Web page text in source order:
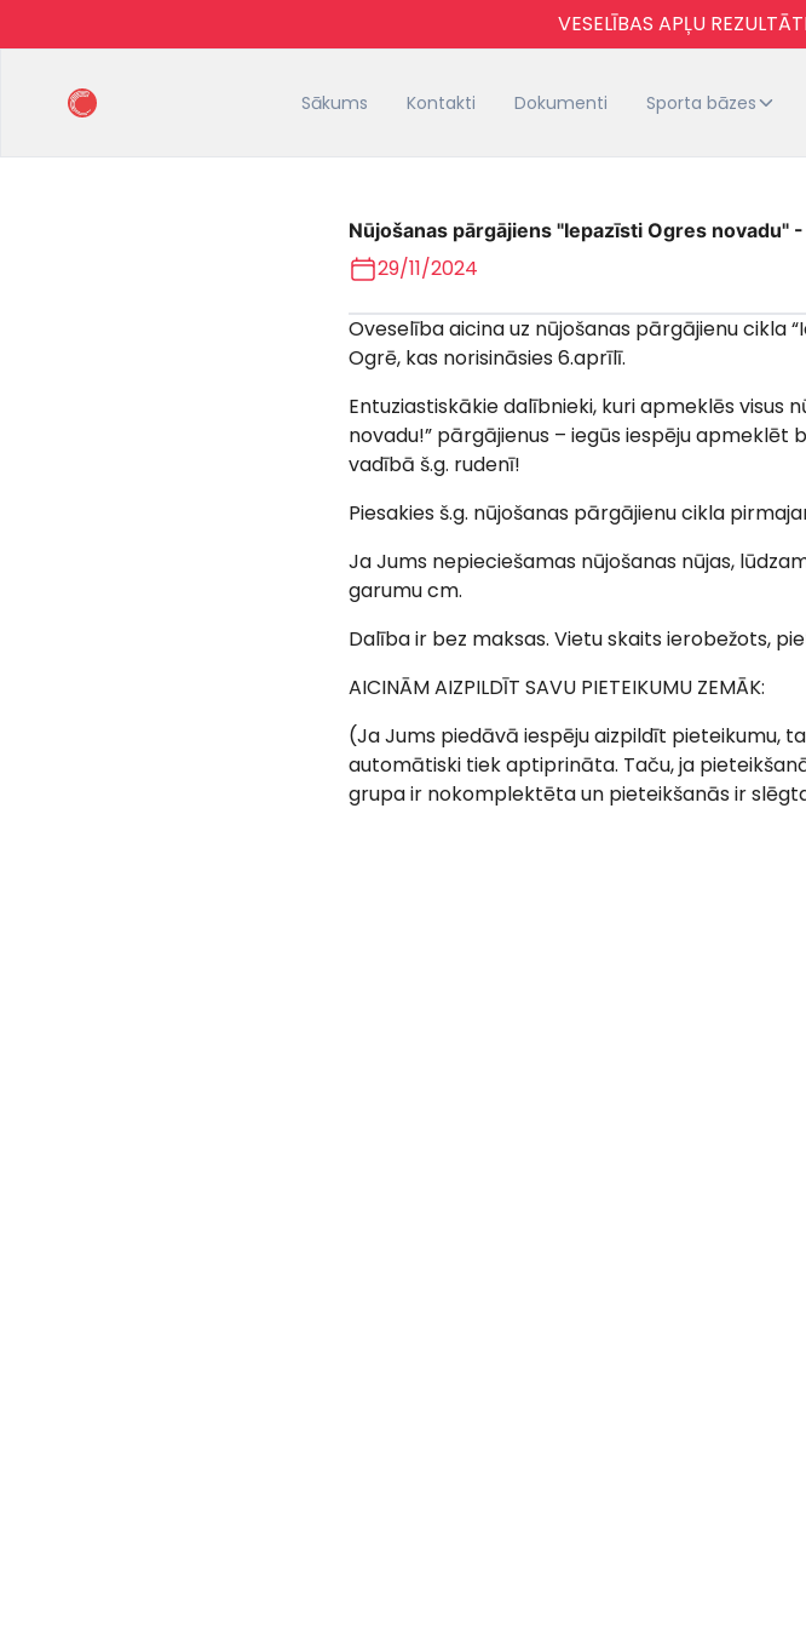
VESELĪBAS APĻU
Sākums Kontakti Dokumenti Sporta bāzes
Nūjošanas pārgājiens "Iepazīsti Ogres novadu"
29/11/2024
Oveselība aicina uz nūjošanas pārgājienu cikla
Ogrē, kas norisināsies 6.aprīlī.
Entuziastiskākie dalībnieki, kuri apmeklēs visus
novadu!” pārgājienus – iegūs iespēju
vadībā š.g. rudenī!
Piesakies š.g. nūjošanas pārgājienu cikla
Ja Jums nepieciešamas nūjošanas nūjas,
garumu cm.
Dalība ir bez maksas. Vietu skaits ierobežots,
AICINĀM AIZPILDĪT SAVU PIETEIKUMU ZEMĀK:
(Ja Jums piedāvā iespēju aizpildīt pieteikumu,
automātiski tiek aptiprināta. Taču, ja
grupa ir nokomplektēta un pieteikšanās ir